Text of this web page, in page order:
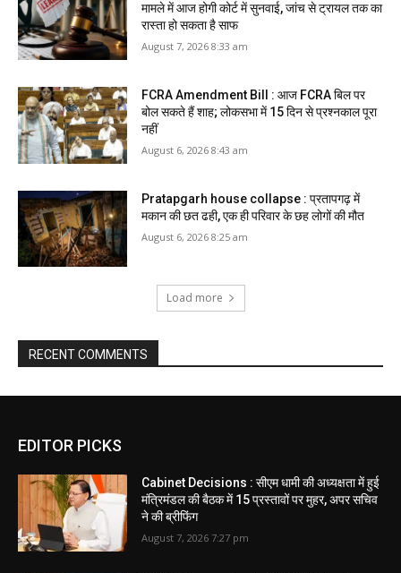
मामले में आज होगी कोर्ट में सुनवाई, जांच से ट्रायल तक का
रास्ता हो सकता है साफ
August 7, 2026 8:33 am
FCRA Amendment Bill : आज FCRA बिल पर
बोल सकते हैं शाह; लोकसभा में 15 दिन से प्रश्नकाल पूरा
नहीं
August 6, 2026 8:43 am
Pratapgarh house collapse : प्रतापगढ़ में
मकान की छत ढही, एक ही परिवार के छह लोगों की मौत
August 6, 2026 8:25 am
Load more
RECENT COMMENTS
EDITOR PICKS
Cabinet Decisions : सीएम धामी की अध्यक्षता में हुई
मंत्रिमंडल की बैठक में 15 प्रस्तावों पर मुहर, अपर सचिव
ने की ब्रीफिंग
August 7, 2026 7:27 pm